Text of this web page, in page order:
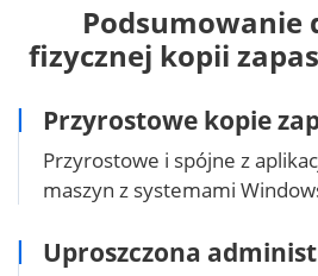
Podsumowanie
fizycznej kopii
Przyrostowe kopie
Przyrostowe i spójne z
maszyn z systemami
Uproszczona